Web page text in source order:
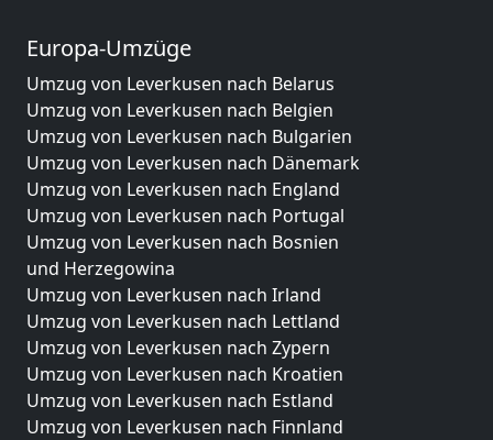
Europa-Umzüge
Umzug von Leverkusen nach Belarus
Umzug von Leverkusen nach Belgien
Umzug von Leverkusen nach Bulgarien
Umzug von Leverkusen nach Dänemark
Umzug von Leverkusen nach England
Umzug von Leverkusen nach Portugal
Umzug von Leverkusen nach Bosnien
und Herzegowina
Umzug von Leverkusen nach Irland
Umzug von Leverkusen nach Lettland
Umzug von Leverkusen nach Zypern
Umzug von Leverkusen nach Kroatien
Umzug von Leverkusen nach Estland
Umzug von Leverkusen nach Finnland